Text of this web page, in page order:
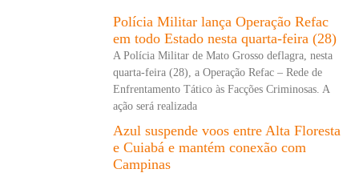
Polícia Militar lança Operação Refac
em todo Estado nesta quarta-feira (28)
A Polícia Militar de Mato Grosso deflagra, nesta
quarta-feira (28), a Operação Refac – Rede de
Enfrentamento Tático às Facções Criminosas. A
ação será realizada
Azul suspende voos entre Alta Floresta
e Cuiabá e mantém conexão com
Campinas